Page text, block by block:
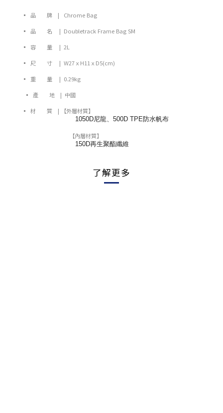
▪ 品 牌 |
Chrome Bag
▪ 品 名
| Doubletrack Frame Bag SM
▪ 容 量
| 2L
▪ 尺 寸
| W27ｘH11ｘD5(cm)
▪ 重 量
| 0.29kg
▪ 產 地 | 中國
▪ 材 質 |
【外層材質】
1050D尼龍、500D TPE防水帆布
【內層材質】
150D再生聚酯纖維
了解更多